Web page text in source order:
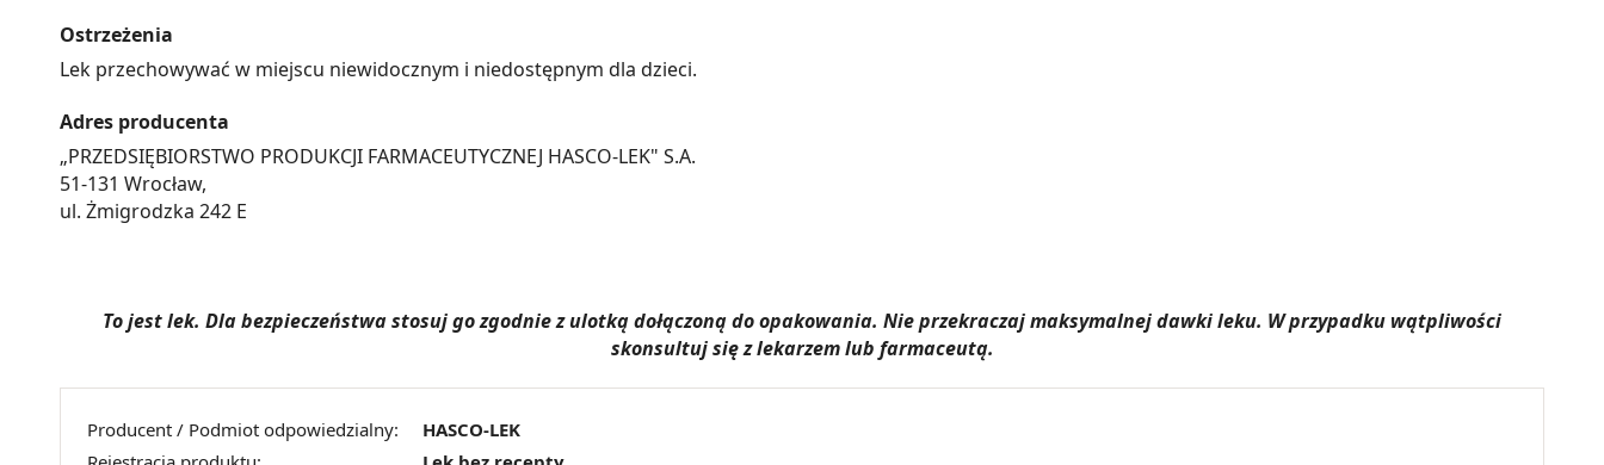
Ostrzeżenia
Lek przechowywać w miejscu niewidocznym i niedostępnym dla dzieci.
Adres producenta
„PRZEDSIĘBIORSTWO PRODUKCJI FARMACEUTYCZNEJ HASCO-LEK" S.A.
51-131 Wrocław,
ul. Żmigrodzka 242 E
To jest lek. Dla bezpieczeństwa stosuj go zgodnie z ulotką dołączoną do opakowania. Nie przekraczaj maksymalnej dawki leku. W przypadku wątpliwości
skonsultuj się z lekarzem lub farmaceutą.
Producent / Podmiot odpowiedzialny:
HASCO-LEK